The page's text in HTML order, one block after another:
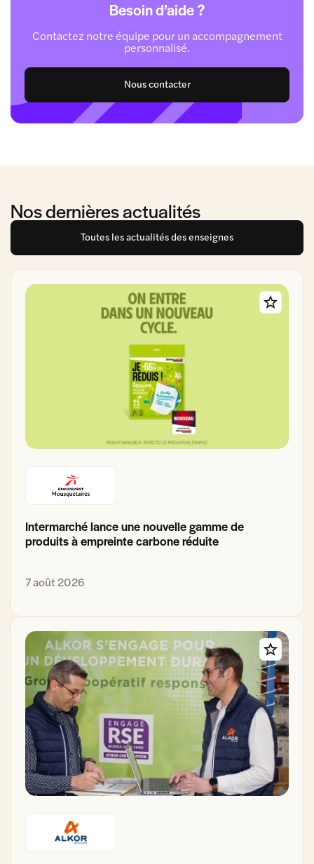
Besoin d’aide ?
Contactez notre équipe pour un accompagnement
personnalisé.
Nous contacter
Nos dernières actualités
Toutes les actualités des enseignes
Intermarché lance une nouvelle gamme de
produits à empreinte carbone réduite
7 août 2026